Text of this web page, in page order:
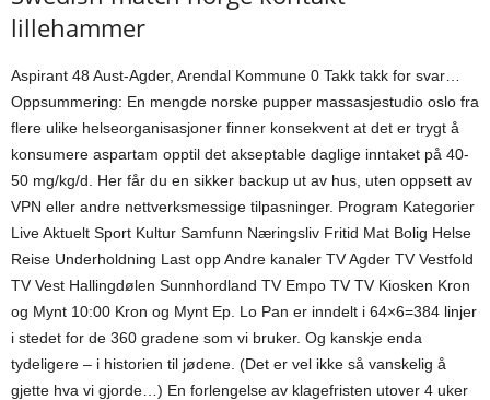
lillehammer
Aspirant 48 Aust-Agder, Arendal Kommune 0 Takk takk for svar…
Oppsummering: En mengde norske pupper massasjestudio oslo fra
flere ulike helseorganisasjoner finner konsekvent at det er trygt å
konsumere aspartam opptil det akseptable daglige inntaket på 40-
50 mg/kg/d. Her får du en sikker backup ut av hus, uten oppsett av
VPN eller andre nettverksmessige tilpasninger. Program Kategorier
Live Aktuelt Sport Kultur Samfunn Næringsliv Fritid Mat Bolig Helse
Reise Underholdning Last opp Andre kanaler TV Agder TV Vestfold
TV Vest Hallingdølen Sunnhordland TV Empo TV TV Kiosken Kron
og Mynt 10:00 Kron og Mynt Ep. Lo Pan er inndelt i 64×6=384 linjer
i stedet for de 360 gradene som vi bruker. Og kanskje enda
tydeligere – i historien til jødene. (Det er vel ikke så vanskelig å
gjette hva vi gjorde…) En forlengelse av klagefristen utover 4 uker